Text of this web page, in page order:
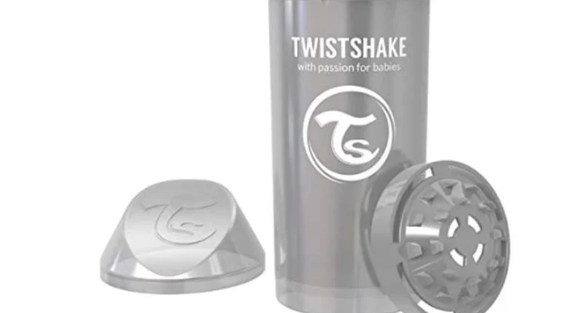
En voiture!
Toilette & soins